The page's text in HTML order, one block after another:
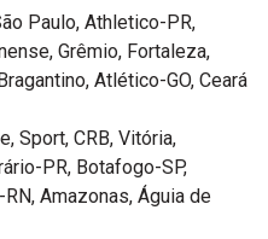
Paulo, Athletico-PR,
Grêmio, Fortaleza,
Atlético-GO, Ceará
Sport, CRB, Vitória,
PR, Botafogo-SP,
Amazonas, Águia de